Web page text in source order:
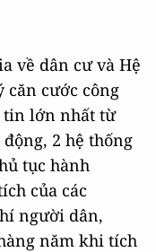
về dân cư và Hệ
căn cước công
tin lớn nhất từ
2 hệ thống
tục hành
của các
người dân,
năm khi tích